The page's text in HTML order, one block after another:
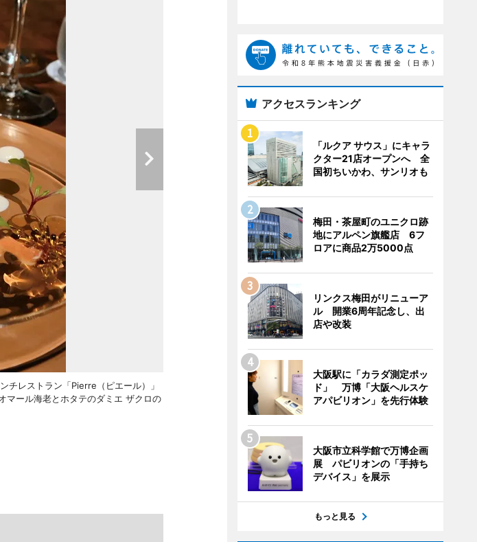
チレストラン「Pierre（ピエール）」
マール海老とホタテのダミエ ザクロの
アクセスランキング
「ルクア サウス」にキャラ
クター21店オープンへ 全
国初ちいかわ、サンリオも
梅田・茶屋町のユニクロ跡
地にアルペン旗艦店 6フ
ロアに商品2万5000点
リンクス梅田がリニューア
ル 開業6周年記念し、出
店や改装
大阪駅に「カラダ測定ポッ
ド」 万博「大阪ヘルスケ
アパビリオン」を先行体験
大阪市立科学館で万博企画
展 パビリオンの「手持ち
デバイス」を展示
もっと見る